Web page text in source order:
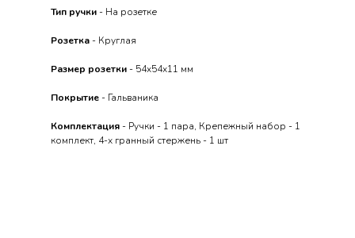
Тип ручки - На розетке
Розетка - Круглая
Размер розетки - 54x54x11 мм
Покрытие - Гальваника
Комплектация - Ручки - 1 пара, Крепежный набор - 1
комплект, 4-х гранный стержень - 1 шт